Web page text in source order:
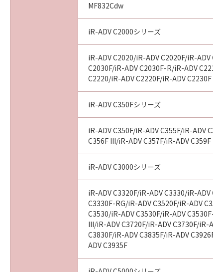
MF832Cdw
iR-ADV C2000シリーズ
iR-ADV C2020/iR-ADV C2020F/iR-ADV
C2030F/iR-ADV C2030F-R/iR-ADV
C2220/iR-ADV C2220F/iR-ADV C2230F
iR-ADV C350Fシリーズ
iR-ADV C350F/iR-ADV C355F/iR-ADV
C356F III/iR-ADV C357F/iR-ADV C359F
iR-ADV C3000シリーズ
iR-ADV C3320F/iR-ADV C3330/iR-ADV
C3330F-RG/iR-ADV C3520F/iR-ADV
C3530/iR-ADV C3530F/iR-ADV C3530F-
III/iR-ADV C3720F/iR-ADV C3730F/iR-
C3830F/iR-ADV C3835F/iR-ADV C3926F/
ADV C3935F